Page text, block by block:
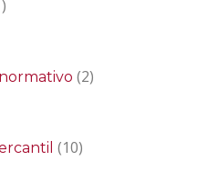
(2)
(10)